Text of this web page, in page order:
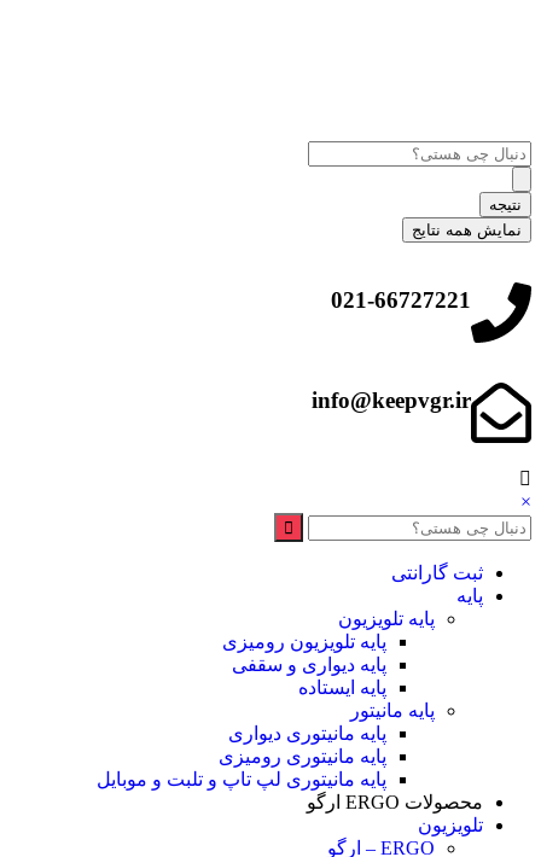
نتیجه
نمایش همه نتایج
021-66727221
info@keepvgr.ir
×
ثبت گارانتی
پایه
پایه تلویزیون
پایه تلویزیون رومیزی
پایه دیواری و سقفی
پایه ایستاده
پایه مانیتور
پایه مانیتوری دیواری
پایه مانیتوری رومیزی
پایه مانیتوری لپ تاپ و تلبت و موبایل
محصولات ERGO ارگو
تلویزیون
ERGO – ارگو